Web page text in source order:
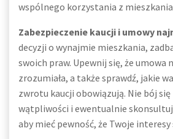
wspólnego korzystania z
Zabezpieczenie kaucji i umowy
decyzji o wynajmie mieszkania,
swoich praw. Upewnij się, że umowa
zrozumiała, a także sprawdź, jakie
zwrotu kaucji obowiązują. Nie bój
wątpliwości i ewentualnie
aby mieć pewność, że Twoje